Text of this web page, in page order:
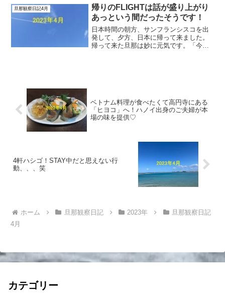
今夜の焼肉です。何故か、私も一緒に行
く事になりました。恵比寿に...
旦那観察日記4月
帰りのFLIGHTは話が盛り上がり
あっという間だったそうです！
日本時間の朝方、サンフランシスコを出
発して、夕方、日本に帰って来ました。
帰って来た旦那は妙に元気です。「今日
ベトナム料理が食べたくて高円寺にある
「ヒヨコ」へ！ハノイ出身のご夫婦が本
場の味を提供♡
4軒ハシゴ！STAY中だと思えない行
動、、、笑
ホーム 旦那観察日記 2023年
旦那観察日記
4月
カテゴリー